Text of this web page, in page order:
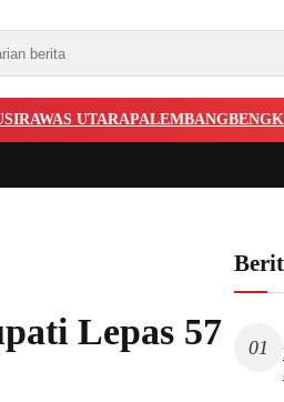
UTARAPALEMBANG
Lepas 57
01